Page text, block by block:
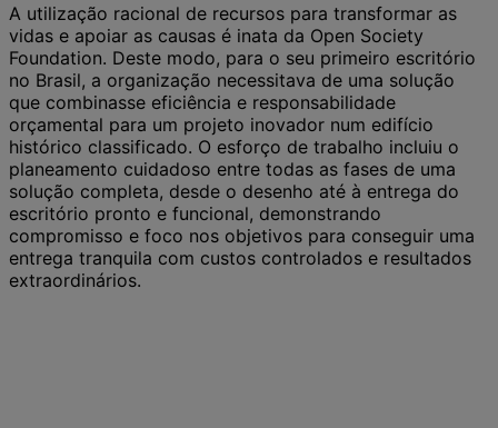
A utilização racional de recursos para transformar as
vidas e apoiar as causas é inata da Open Society
Foundation. Deste modo, para o seu primeiro escritório
no Brasil, a organização necessitava de uma solução
que combinasse eficiência e responsabilidade
orçamental para um projeto inovador num edifício
histórico classificado. O esforço de trabalho incluiu o
planeamento cuidadoso entre todas as fases de uma
solução completa, desde o desenho até à entrega do
escritório pronto e funcional, demonstrando
compromisso e foco nos objetivos para conseguir uma
entrega tranquila com custos controlados e resultados
extraordinários.